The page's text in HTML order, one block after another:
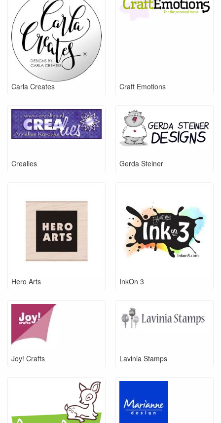
Carla Creates Craft Emotions
Crealies Gerda Steiner
Hero Arts InkOn 3
Joy! Crafts Lavinia Stamps